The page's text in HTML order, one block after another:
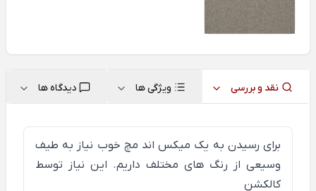
نقد و بررسی ویژگی ها دیدگاه ها
برای رسیدن به یک میکس اند مچ خوب نیاز به طیف
وسیعی از رنگ های مختلف داریم. این نیاز توسط
کالکشن